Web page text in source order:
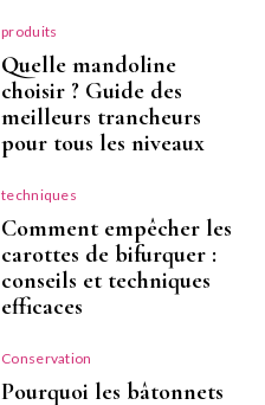
produits
Quelle mandoline
choisir ? Guide des
meilleurs trancheurs
pour tous les niveaux
techniques
Comment empêcher les
carottes de bifurquer :
conseils et techniques
efficaces
Conservation
Pourquoi les bâtonnets